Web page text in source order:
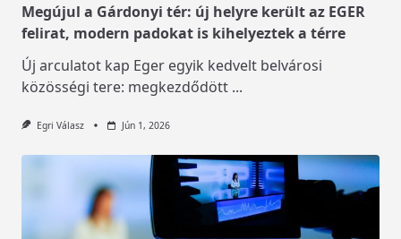
Megújul a Gárdonyi tér: új helyre került az EGER
felirat, modern padokat is kihelyeztek a térre
Új arculatot kap Eger egyik kedvelt belvárosi
közösségi tere: megkezdődött ...
Egri Válasz Jún 1, 2026